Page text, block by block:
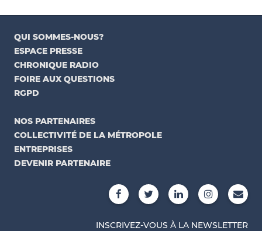
QUI SOMMES-NOUS?
ESPACE PRESSE
CHRONIQUE RADIO
FOIRE AUX QUESTIONS
RGPD
NOS PARTENAIRES
COLLECTIVITÉ DE LA MÉTROPOLE
ENTREPRISES
DEVENIR PARTENAIRE
INSCRIVEZ-VOUS À LA NEWSLETTER